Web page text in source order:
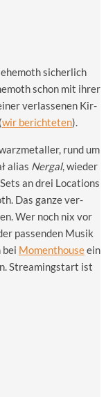
sicher­lich
schon mit ihrer
ver­las­se­nen Kir­
wir berich­te­ten).
rund um
ali­as Ner­gal, wie­der
an drei Loca­ti­ons
Das gan­ze ver­
Wer noch nix vor
pas­sen­den Musik
bei Moment­houseein
Strea­ming­start ist